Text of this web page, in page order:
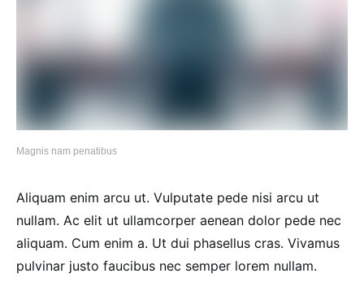
Magnis nam penatibus
Aliquam enim arcu ut. Vulputate pede nisi arcu ut
nullam. Ac elit ut ullamcorper aenean dolor pede nec
aliquam. Cum enim a. Ut dui phasellus cras. Vivamus
pulvinar justo faucibus nec semper lorem nullam.